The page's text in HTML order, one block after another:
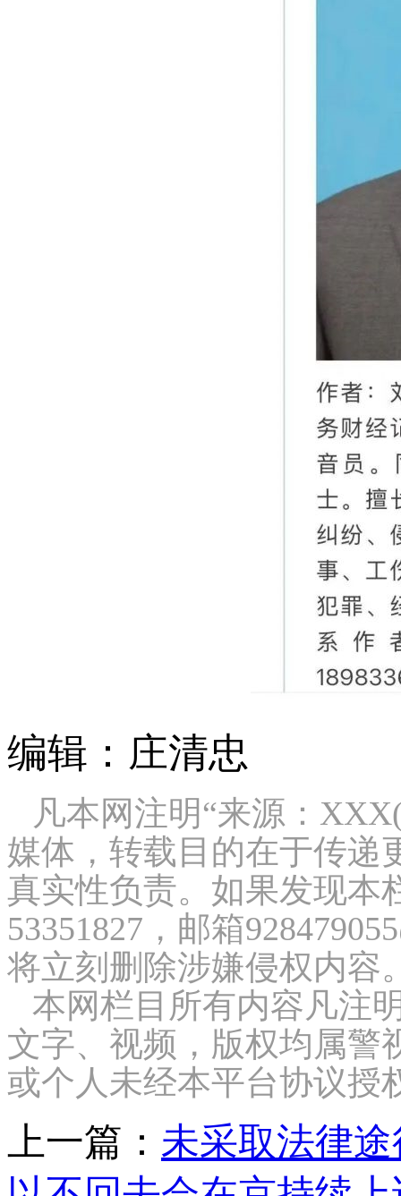
编辑：庄清忠
凡本网注明“来源：
媒体，转载目的在于传递
真实性负责。如果发现本
53351827，邮箱
将立刻删除涉嫌侵权内容
本网栏目所有内容凡注
文字、视频，版权均属警
或个人未经本平台协议授
上一篇： 未采取法律